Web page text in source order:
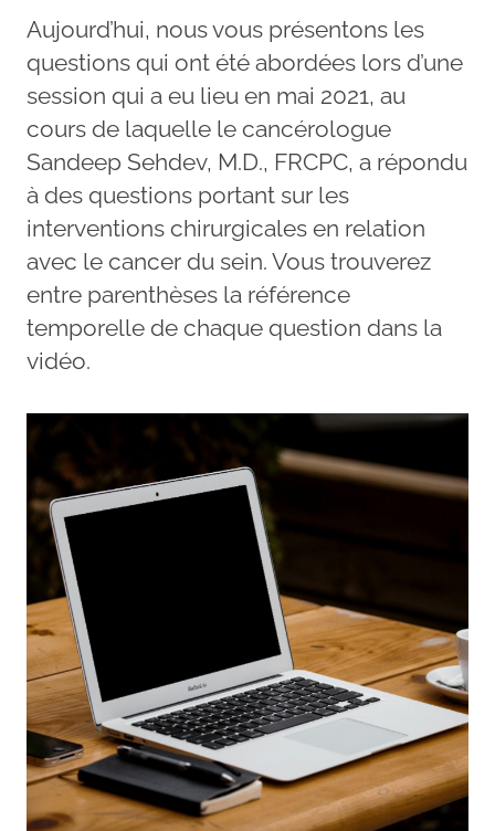
Aujourd’hui, nous vous présentons les
questions qui ont été abordées lors d’une
session qui a eu lieu en mai 2021, au
cours de laquelle le cancérologue
Sandeep Sehdev, M.D., FRCPC, a répondu
à des questions portant sur les
interventions chirurgicales en relation
avec le cancer du sein. Vous trouverez
entre parenthèses la référence
temporelle de chaque question dans la
vidéo.